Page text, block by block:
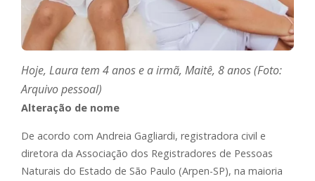
Hoje, Laura tem 4 anos e a irmã, Maitê, 8 anos (Foto:
Arquivo pessoal)
Alteração de nome
De acordo com Andreia Gagliardi, registradora civil e
diretora da Associação dos Registradores de Pessoas
Naturais do Estado de São Paulo (Arpen-SP), na maioria